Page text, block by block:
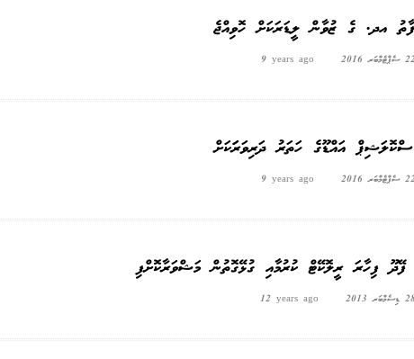
އދ. ގެ ޒުވާން ލީޑަރަކަށް ހޮވިއްޖެ
2016
9 years ago
އައްޑޫގެ ހަތަރު ދަރިވަރަަކަށް
2016
9 years ago
ފިހާރަ ރީލޮކޭޓް ކުރުމާއި ގުޅޭގޮތުން މަޝްވަރާކޮށްފި
2013
12 years ago